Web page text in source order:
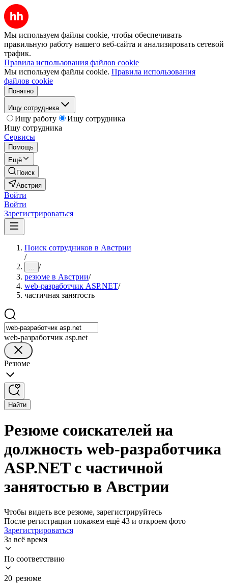
Мы используем файлы cookie, чтобы обеспечивать
правильную работу нашего веб-сайта и анализировать сетевой
трафик.
Правила использования файлов cookie
Мы используем файлы cookie. Правила использования
файлов cookie
Понятно
Ищу сотрудника
Ищу работу
Ищу сотрудника
Ищу сотрудника
Сервисы
Помощь
Ещё
Поиск
Австрия
Войти
Войти
Зарегистрироваться
Поиск сотрудников в Австрии
/
... /
резюме в Австрии/
web-разработчик ASP.NET/
частичная занятость
web-разработчик asp.net
Резюме
Найти
Резюме соискателей на
должность web-разработчика
ASP.NET с частичной
занятостью в Австрии
Чтобы видеть все резюме, зарегистрируйтесь
После регистрации покажем ещё 43 и откроем фото
Зарегистрироваться
За всё время
По соответствию
20 резюме